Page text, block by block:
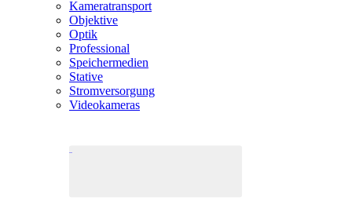
Kameratransport
Objektive
Optik
Professional
Speichermedien
Stative
Stromversorgung
Videokameras